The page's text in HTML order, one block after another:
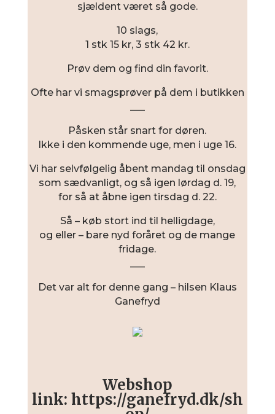
sjældent været så gode.
10 slags,
1 stk 15 kr, 3 stk 42 kr.
Prøv dem og find din favorit.
Ofte har vi smagsprøver på dem i butikken
Påsken står snart for døren.
Ikke i den kommende uge, men i uge 16.
Vi har selvfølgelig åbent mandag til onsdag
som sædvanligt, og så igen lørdag d. 19,
for så at åbne igen tirsdag d. 22.
Så – køb stort ind til helligdage,
og eller – bare nyd foråret og de mange
fridage.
Det var alt for denne gang – hilsen Klaus
Ganefryd
Webshop
link: https://ganefryd.dk/sh